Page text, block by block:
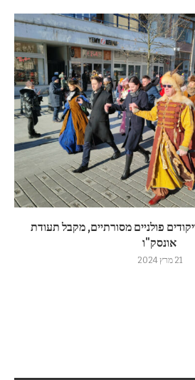
פולניים מסורתיים, מקבל תעודת
אונסק"ו
21 מרץ 2024